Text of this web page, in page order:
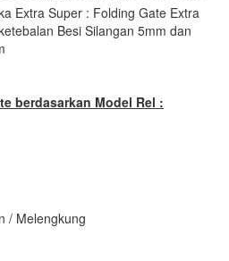
Extra Super : Folding Gate Extra
Besi Silangan 5mm dan
berdasarkan Model Rel :
/ Melengkung